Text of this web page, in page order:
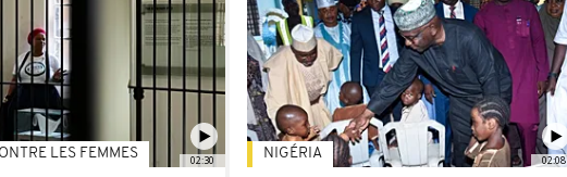
02:30
LES FEMMES 02:08
NIGÉRIA